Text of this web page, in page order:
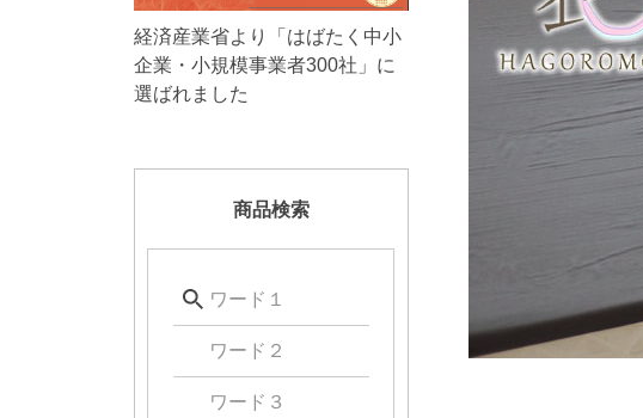
経済産業省より「はばたく中小
企業・小規模事業者300社」に
選ばれました
商品検索